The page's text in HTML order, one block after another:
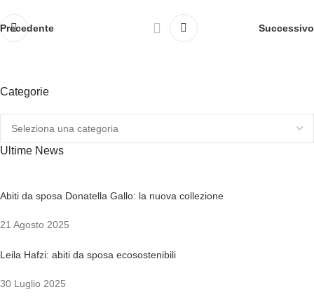
Precedente Successivo
Categorie
Ultime News
Abiti da sposa Donatella Gallo: la nuova collezione
21 Agosto 2025
Leila Hafzi: abiti da sposa ecosostenibili
30 Luglio 2025